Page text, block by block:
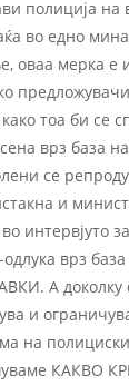
полиција
во едно
оваа мерка е
тоа би се
врз база
се
и
интервјуто
врз
А доколку
и
на
КАКВО